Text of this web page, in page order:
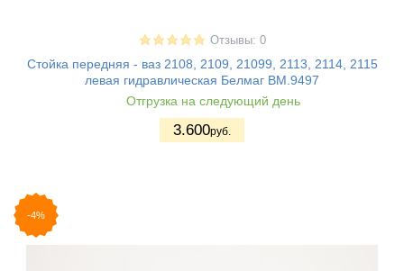
Отзывы: 0
Стойка передняя - ваз 2108, 2109, 21099, 2113, 2114, 2115
левая гидравлическая Белмаг BM.9497
Отгрузка на следующий день
3.600руб.
-4%